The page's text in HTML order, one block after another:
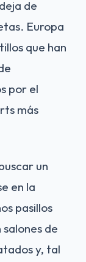
de
Europa
que han
por el
más
un
en la
pasillos
de
y, tal